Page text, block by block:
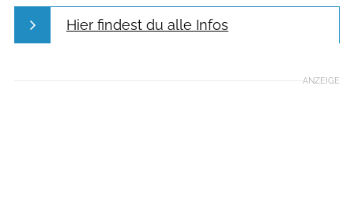
Hier findest du alle Infos
ANZEIGE